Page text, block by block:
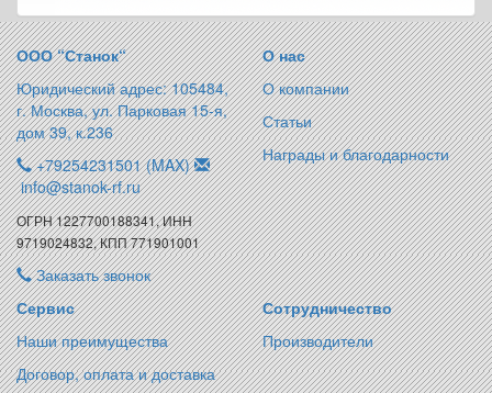
ООО “Станок“
Юридический адрес: 105484,
г. Москва, ул. Парковая 15-я,
дом 39, к.236
+79254231501 (MAX)
info@stanok-rf.ru
ОГРН 1227700188341, ИНН
9719024832, КПП 771901001
Заказать звонок
О нас
О компании
Статьи
Награды и благодарности
Сервис
Наши преимущества
Договор, оплата и доставка
Сотрудничество
Производители